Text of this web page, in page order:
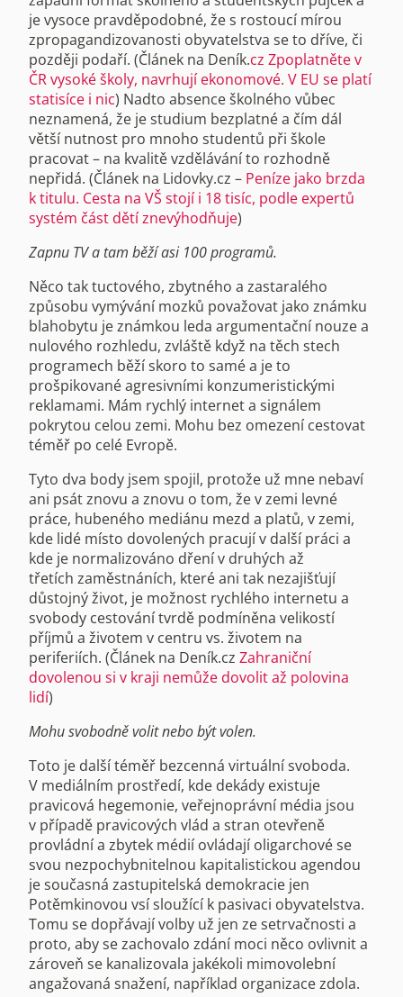
je vysoce pravděpodobné, že s rostoucí mírou
zpropagandizovanosti obyvatelstva se to dříve, či
později podaří. (Článek na Deník.cz Zpoplatněte v
ČR vysoké školy, navrhují ekonomové. V EU se platí
statisíce i nic) Nadto absence školného vůbec
neznamená, že je studium bezplatné a čím dál
větší nutnost pro mnoho studentů při škole
pracovat – na kvalitě vzdělávání to rozhodně
nepřidá. (Článek na Lidovky.cz – Peníze jako brzda
k titulu. Cesta na VŠ stojí i 18 tisíc, podle expertů
systém část dětí znevýhodňuje)
Zapnu TV a tam běží asi 100 programů.
Něco tak tuctového, zbytného a zastaralého
způsobu vymývání mozků považovat jako známku
blahobytu je známkou leda argumentační nouze a
nulového rozhledu, zvláště když na těch stech
programech běží skoro to samé a je to
prošpikované agresivními konzumeristickými
reklamami. Mám rychlý internet a signálem
pokrytou celou zemi. Mohu bez omezení cestovat
téměř po celé Evropě.
Tyto dva body jsem spojil, protože už mne nebaví
ani psát znovu a znovu o tom, že v zemi levné
práce, hubeného mediánu mezd a platů, v zemi,
kde lidé místo dovolených pracují v další práci a
kde je normalizováno dření v druhých až
třetích zaměstnáních, které ani tak nezajišťují
důstojný život, je možnost rychlého internetu a
svobody cestování tvrdě podmíněna velikostí
příjmů a životem v centru vs. životem na
periferiích. (Článek na Deník.cz Zahraniční
dovolenou si v kraji nemůže dovolit až polovina
lidí)
Mohu svobodně volit nebo být volen.
Toto je další téměř bezcenná virtuální svoboda.
V mediálním prostředí, kde dekády existuje
pravicová hegemonie, veřejnoprávní média jsou
v případě pravicových vlád a stran otevřeně
provládní a zbytek médií ovládají oligarchové se
svou nezpochybnitelnou kapitalistickou agendou
je současná zastupitelská demokracie jen
Potěmkinovou vsí sloužící k pasivaci obyvatelstva.
Tomu se dopřávají volby už jen ze setrvačnosti a
proto, aby se zachovalo zdání moci něco ovlivnit a
zároveň se kanalizovala jakékoli mimovolební
angažovaná snažení, například organizace zdola.